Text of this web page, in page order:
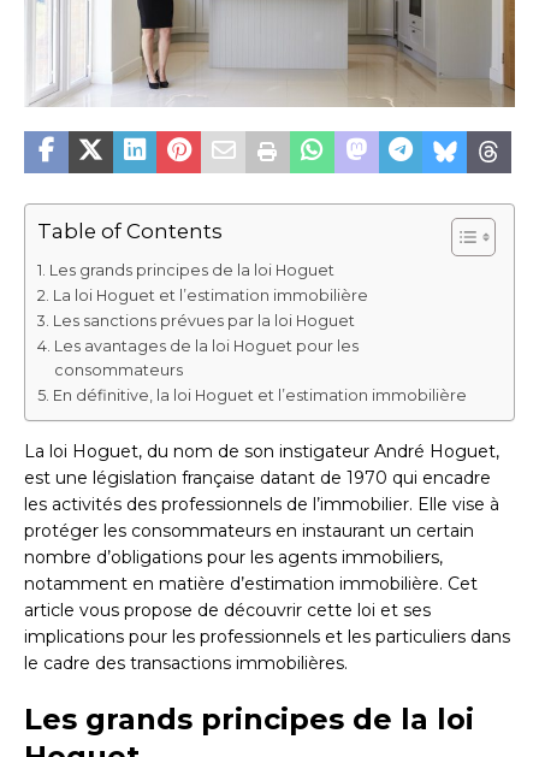
Table of Contents
Les grands principes de la loi Hoguet
La loi Hoguet et l’estimation immobilière
Les sanctions prévues par la loi Hoguet
Les avantages de la loi Hoguet pour les
consommateurs
En définitive, la loi Hoguet et l’estimation immobilière
La loi Hoguet, du nom de son instigateur André Hoguet,
est une législation française datant de 1970 qui encadre
les activités des professionnels de l’immobilier. Elle vise à
protéger les consommateurs en instaurant un certain
nombre d’obligations pour les agents immobiliers,
notamment en matière d’estimation immobilière. Cet
article vous propose de découvrir cette loi et ses
implications pour les professionnels et les particuliers dans
le cadre des transactions immobilières.
Les grands principes de la loi